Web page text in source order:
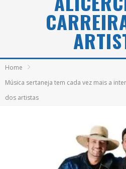
Home
Música sertaneja tem cada vez mais a
dos artistas